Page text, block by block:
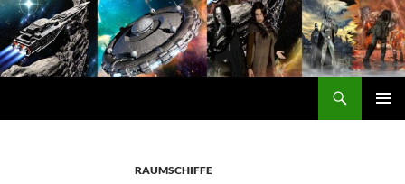
Zum
Inhalt
springen
RAUMSCHIFFE